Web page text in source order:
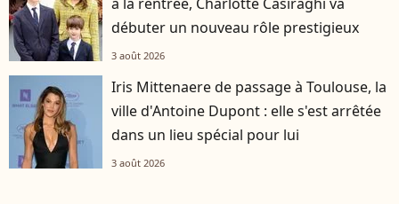
débuter un nouveau rôle prestigieux
3 août 2026
Iris Mittenaere de passage à Toulouse, la
ville d'Antoine Dupont : elle s'est arrêtée
dans un lieu spécial pour lui
3 août 2026